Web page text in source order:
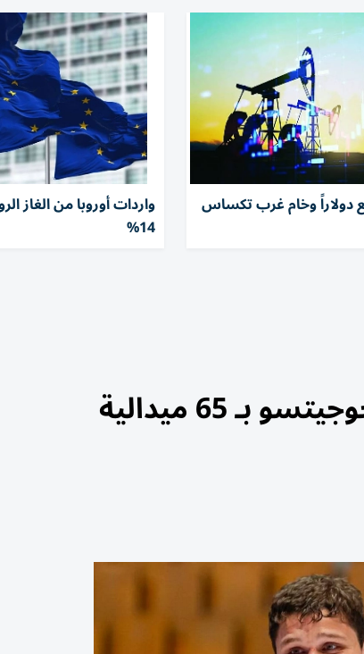
دولاراً وخام ​غرب تكساس واردات أوروبا من الغاز
14%
65 ميدالية